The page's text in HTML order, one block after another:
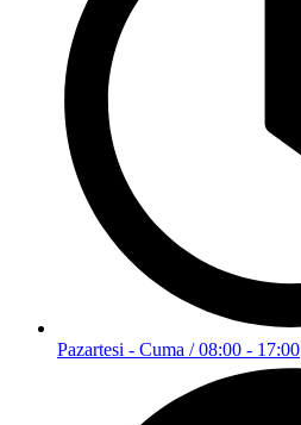
Pazartesi - Cuma / 08:00 - 17:00